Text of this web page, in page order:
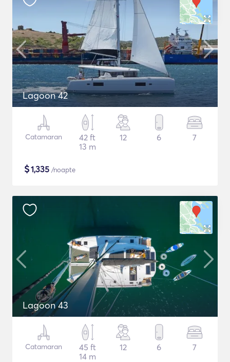
Lagoon 42
Catamaran
42 ft
13 m
12 6 7
$1,335 /noapte
Lagoon 43
Catamaran
45 ft
14 m
12 6 7